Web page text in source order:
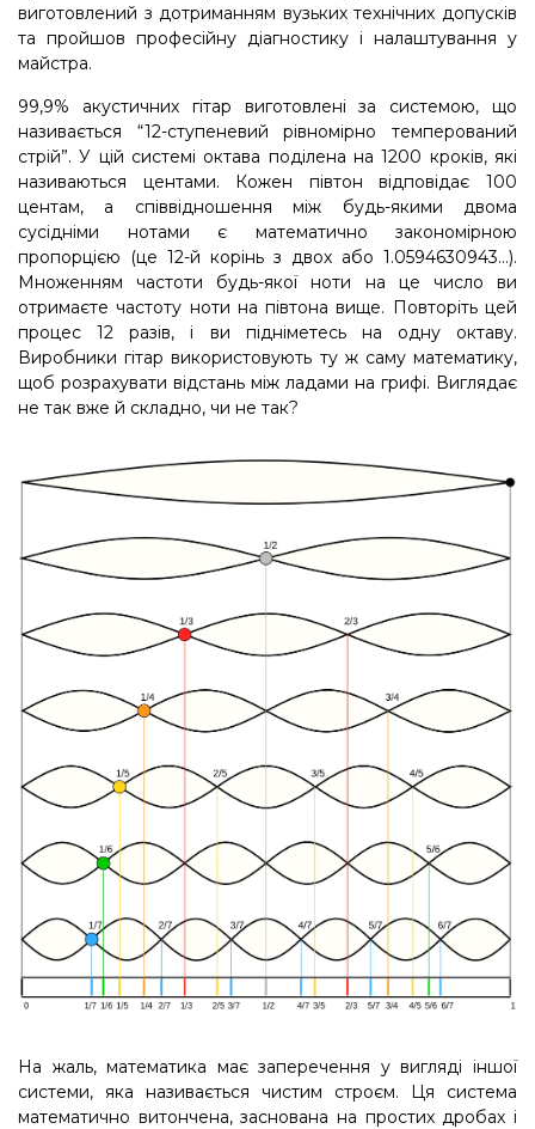
виготовлений з дотриманням вузьких технічних допусків
та пройшов професійну діагностику і налаштування у
майстра.
99,9% акустичних гітар виготовлені за системою, що
називається “12-ступеневий рівномірно темперований
стрій”. У цій системі октава поділена на 1200 кроків, які
називаються центами. Кожен півтон відповідає 100
центам, а співвідношення між будь-якими двома
сусідніми нотами є математично закономірною
пропорцією (це 12-й корінь з двох або 1.0594630943…).
Множенням частоти будь-якої ноти на це число ви
отримаєте частоту ноти на півтона вище. Повторіть цей
процес 12 разів, і ви підніметесь на одну октаву.
Виробники гітар використовують ту ж саму математику,
щоб розрахувати відстань між ладами на грифі. Виглядає
не так вже й складно, чи не так?
На жаль, математика має заперечення у вигляді іншої
системи, яка називається чистим строєм. Ця система
математично витончена, заснована на простих дробах і